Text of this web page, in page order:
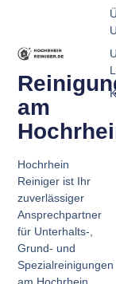
am
Hochrhein
Reiniger ist Ihr
zuverlässiger
Ansprechpartner
für Unterhalts-,
Grund- und
Spezialreinigungen